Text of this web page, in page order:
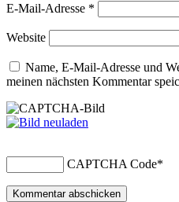
E-Mail-Adresse *
Website
Name, E-Mail-Adresse und
meinen nächsten Kommentar
CAPTCHA Code*